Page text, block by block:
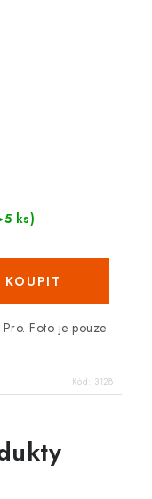
ks)
Foto je pouze
Kód: 3128